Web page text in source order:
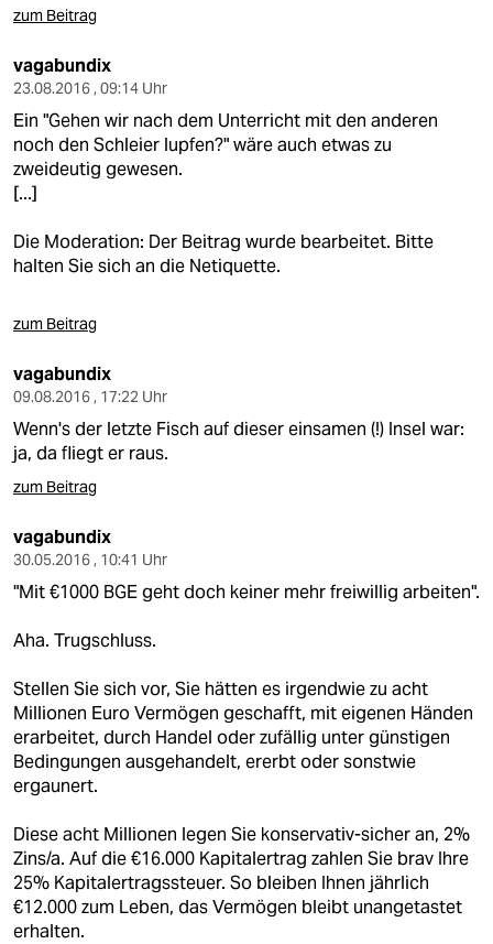
zum Beitrag
vagabundix
23.08.2016 , 09:14 Uhr
Ein "Gehen wir nach dem Unterricht mit den anderen
noch den Schleier lupfen?" wäre auch etwas zu
zweideutig gewesen.
[...]
Die Moderation: Der Beitrag wurde bearbeitet. Bitte
halten Sie sich an die Netiquette.
zum Beitrag
vagabundix
09.08.2016 , 17:22 Uhr
Wenn's der letzte Fisch auf dieser einsamen (!) Insel war:
ja, da fliegt er raus.
zum Beitrag
vagabundix
30.05.2016 , 10:41 Uhr
"Mit €1000 BGE geht doch keiner mehr freiwillig arbeiten".
Aha. Trugschluss.
Stellen Sie sich vor, Sie hätten es irgendwie zu acht
Millionen Euro Vermögen geschafft, mit eigenen Händen
erarbeitet, durch Handel oder zufällig unter günstigen
Bedingungen ausgehandelt, ererbt oder sonstwie
ergaunert.
Diese acht Millionen legen Sie konservativ-sicher an, 2%
Zins/a. Auf die €16.000 Kapitalertrag zahlen Sie brav Ihre
25% Kapitalertragssteuer. So bleiben Ihnen jährlich
€12.000 zum Leben, das Vermögen bleibt unangetastet
erhalten.